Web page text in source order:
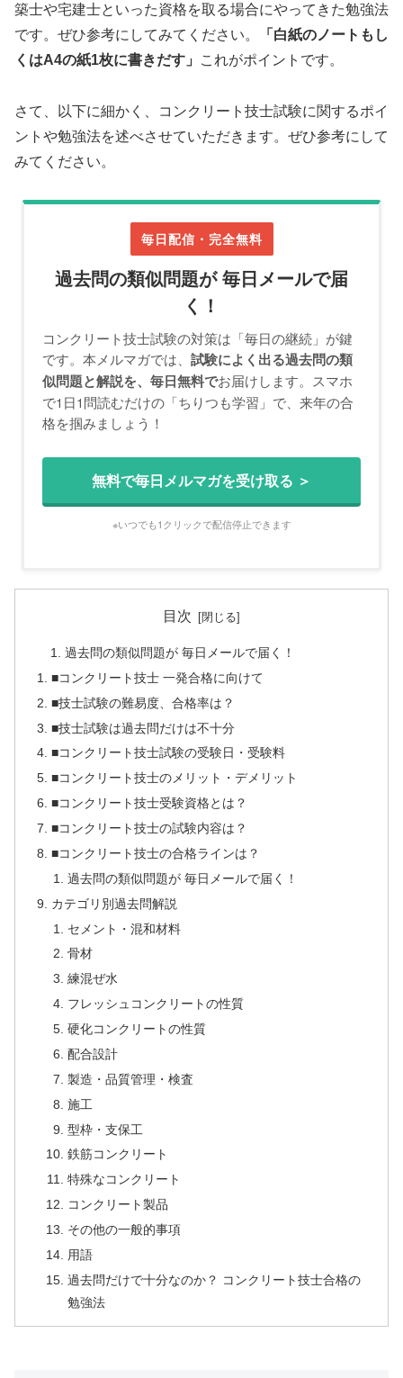
築士や宅建士といった資格を取る場合にやってきた勉強法
です。ぜひ参考にしてみてください。
「白紙のノートもし
くはA4の紙1枚に書きだす」
これがポイントです。
さて、以下に細かく、コンクリート技士試験に関するポイ
ントや勉強法を述べさせていただきます。ぜひ参考にして
みてください。
毎日配信・完全無料
過去問の類似問題が 毎日メールで届
く！
コンクリート技士試験の対策は「毎日の継続」が鍵
です。本メルマガでは、 試験によく出る過去問の類
似問題と解説を、毎日無料でお届けします。スマホ
で1日1問読むだけの「ちりつも学習」で、来年の合
格を掴みましょう！
無料で毎日メルマガを受け取る ＞
※いつでも1クリックで配信停止できます
目次
過去問の類似問題が 毎日メールで届く！
■コンクリート技士 一発合格に向けて
■技士試験の難易度、合格率は？
■技士試験は過去問だけは不十分
■コンクリート技士試験の受験日・受験料
■コンクリート技士のメリット・デメリット
■コンクリート技士受験資格とは？
■コンクリート技士の試験内容は？
■コンクリート技士の合格ラインは？
過去問の類似問題が 毎日メールで届く！
カテゴリ別過去問解説
セメント・混和材料
骨材
練混ぜ水
フレッシュコンクリートの性質
硬化コンクリートの性質
配合設計
製造・品質管理・検査
施工
型枠・支保工
鉄筋コンクリート
特殊なコンクリート
コンクリート製品
その他の一般的事項
用語
過去問だけで十分なのか？ コンクリート技士合格の
勉強法